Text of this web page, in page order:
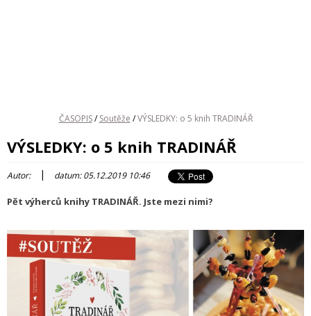
ČASOPIS / Soutěže / VÝSLEDKY: o 5 knih TRADINÁŘ
VÝSLEDKY: o 5 knih TRADINÁŘ
Autor: | datum: 05.12.2019 10:46
Pět výherců knihy TRADINÁŘ. Jste mezi nimi?